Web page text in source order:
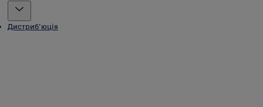
Дистриб'юція